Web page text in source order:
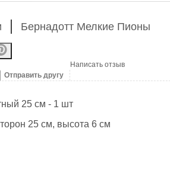
Бернадотт Мелкие Пионы
Отправить другу
Написать отзыв
25 см - 1 шт
25 см, высота 6 см